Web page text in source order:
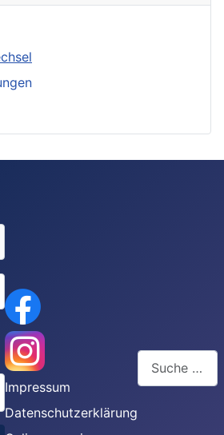
anzeigen
Impressum
Datenschutzerklärung
Suchen